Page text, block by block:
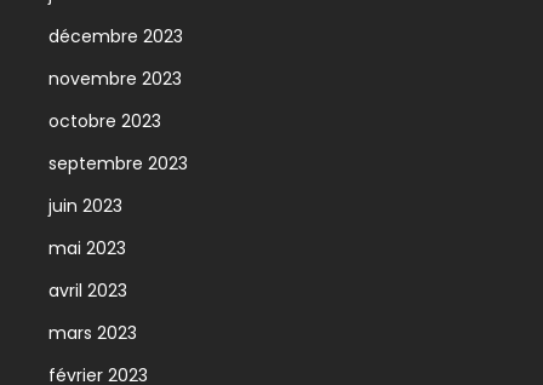
décembre 2023
novembre 2023
octobre 2023
septembre 2023
juin 2023
mai 2023
avril 2023
mars 2023
février 2023